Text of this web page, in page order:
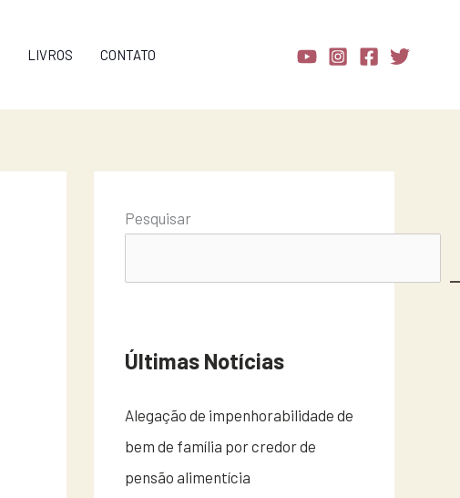
LIVROS CONTATO
Pesquisar
Últimas Notícias
Alegação de impenhorabilidade de
bem de família por credor de
pensão alimentícia